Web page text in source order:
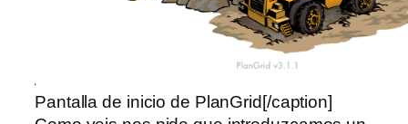
Pantalla de inicio de PlanGrid[/caption]